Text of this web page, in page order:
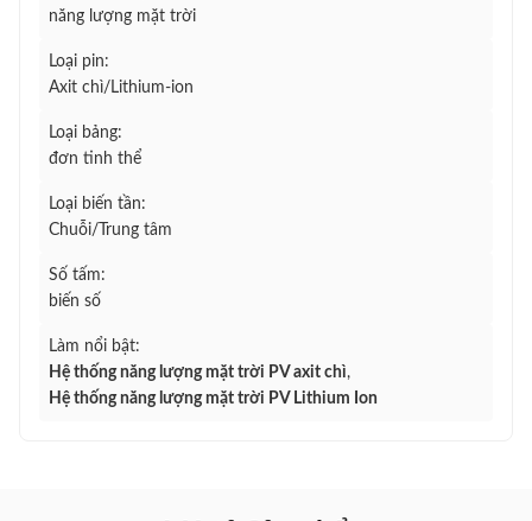
năng lượng mặt trời
Loại pin:
Axit chì/Lithium-ion
Loại bảng:
đơn tinh thể
Loại biến tần:
Chuỗi/Trung tâm
Số tấm:
biến số
Làm nổi bật:
Hệ thống năng lượng mặt trời PV axit chì,
Hệ thống năng lượng mặt trời PV Lithium Ion